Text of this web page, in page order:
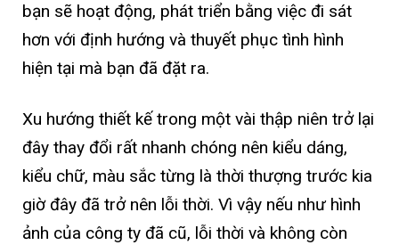
bạn sẽ hoạt động, phát triển bằng việc đi sát
hơn với định hướng và thuyết phục tình hình
hiện tại mà bạn đã đặt ra.
Xu hướng thiết kế trong một vài thập niên trở lại
đây thay đổi rất nhanh chóng nên kiểu dáng,
kiểu chữ, màu sắc từng là thời thượng trước kia
giờ đây đã trở nên lỗi thời. Vì vậy nếu như hình
ảnh của công ty đã cũ, lỗi thời và không còn